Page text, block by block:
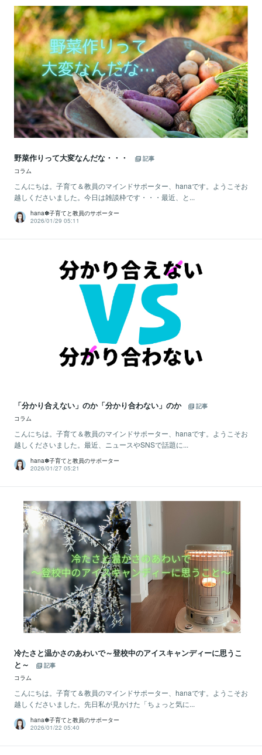
野菜作りって大変なんだな・・・
記事
コラム
こんにちは。子育て＆教員のマインドサポーター、hanaです。ようこそお
越しくださいました。今日は雑談枠です・・・最近、と...
hana✽子育てと教員のサポーター
2026/01/29 05:11
「分かり合えない」のか「分かり合わない」のか
記事
コラム
こんにちは。子育て＆教員のマインドサポーター、hanaです。ようこそお
越しくださいました。最近、ニュースやSNSで話題に...
hana✽子育てと教員のサポーター
2026/01/27 05:21
冷たさと温かさのあわいで～登校中のアイスキャンディーに思うこ
と～
記事
コラム
こんにちは。子育て＆教員のマインドサポーター、hanaです。ようこそお
越しくださいました。先日私が見かけた「ちょっと気に...
hana✽子育てと教員のサポーター
2026/01/22 05:40